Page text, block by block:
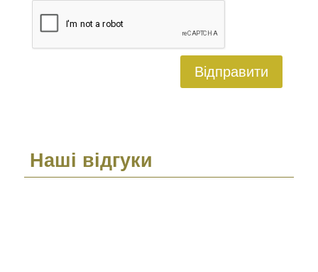
Відправити
Наші відгуки